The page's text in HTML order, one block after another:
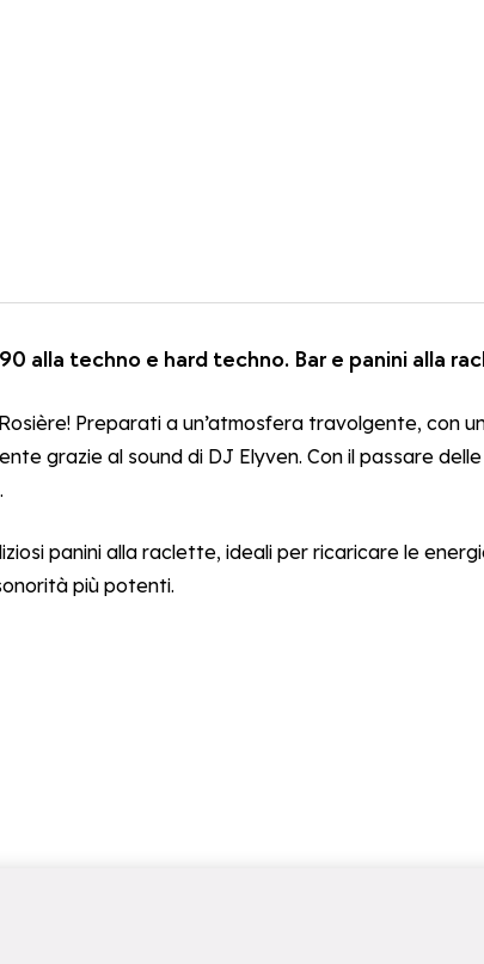
alla techno e hard techno. Bar e panini alla
Preparati a un’atmosfera travolgente, con
grazie al sound di DJ Elyven. Con il passare
panini alla raclette, ideali per ricaricare le
più potenti.